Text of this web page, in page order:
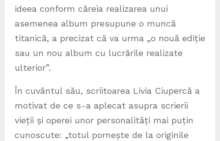
ideea conform căreia realizarea unui
asemenea album presupune o muncă
titanică, a precizat că va urma „o nouă ediție
sau un nou album cu lucrările realizate
ulterior”.
În cuvântul său, scriitoarea Livia Ciupercă a
motivat de ce s-a aplecat asupra scrierii
vieții și operei unor personalități mai puțin
cunoscute: „totul pornește de la originile